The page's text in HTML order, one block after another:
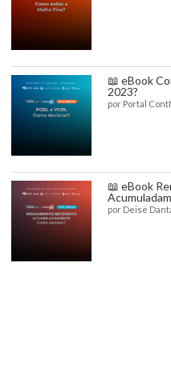
📖 eBook
2023?
por Portal
📖 eBook
por Deise